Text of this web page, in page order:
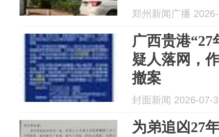
郑州新闻广播
广西贵港
疑人落网，
撤案
封面新闻 2026-07-
为弟追凶27